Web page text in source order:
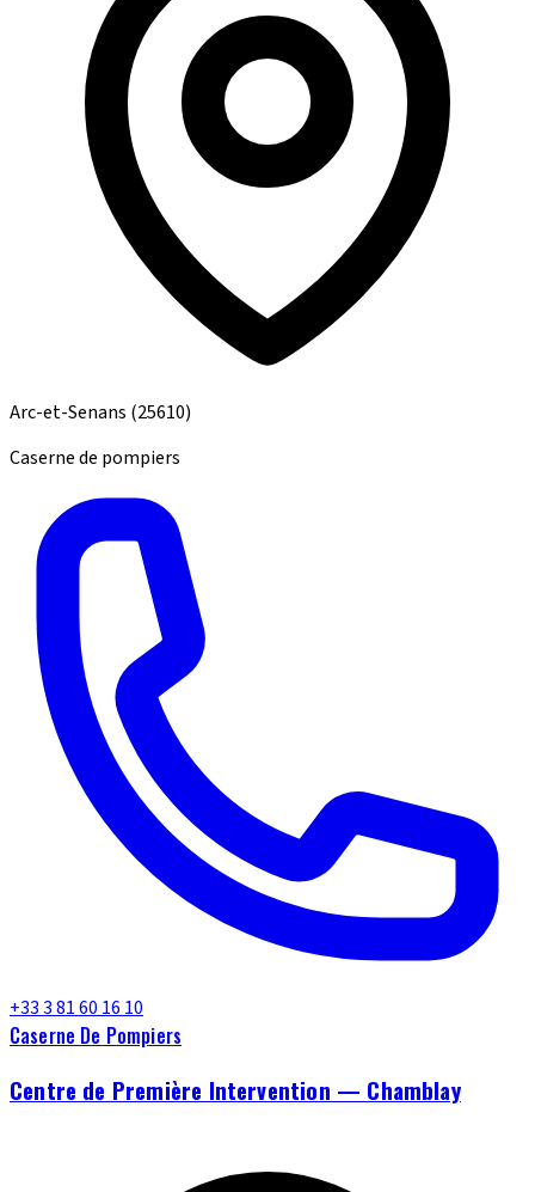
Arc-et-Senans (25610)
Caserne de pompiers
+33 3 81 60 16 10
Caserne De Pompiers
Centre de Première Intervention — Chamblay